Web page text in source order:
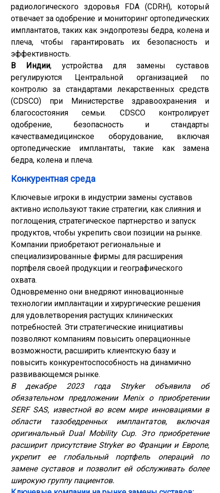
радиологического здоровья FDA (CDRH), который
отвечает за одобрение и мониторинг ортопедических
имплантатов, таких как эндопротезы бедра, колена и
плеча, чтобы гарантировать их безопасность и
эффективность.
В Индии, устройства для замены суставов
регулируются Центральной организацией по
контролю за стандартами лекарственных средств
(CDSCO) при Министерстве здравоохранения и
благосостояния семьи. CDSCO контролирует
одобрение, безопасность и стандарты
качествамедицинское оборудование, включая
ортопедические имплантаты, такие как замена
бедра, колена и плеча.
Конкурентная среда
Ключевые игроки в индустрии замены суставов
активно используют такие стратегии, как слияния и
поглощения, стратегическое партнерство и запуск
продуктов, чтобы укрепить свои позиции на рынке.
Компании приобретают региональные и
специализированные фирмы для расширения
портфеля своей продукции и географического
охвата.
Одновременно они внедряют инновационные
технологии имплантации и хирургические решения
для удовлетворения растущих клинических
потребностей. Эти стратегические инициативы
позволяют компаниям повысить операционные
возможности, расширить клиентскую базу и
повысить конкурентоспособность на динамично
развивающемся рынке.
В декабре 2023 года Stryker объявила об
обязательном предложении Menix о приобретении
SERF SAS, известной во всем мире инновациями в
области тазобедренных имплантатов, включая
оригинальный Dual Mobility Cup. Это приобретение
расширит присутствие Stryker во Франции и Европе,
укрепит ее глобальный портфель операций по
замене суставов и позволит ей обслуживать более
широкую группу пациентов.